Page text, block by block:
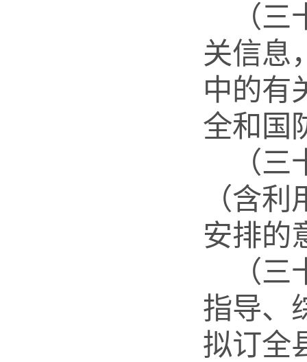
（
关信息
中的有
全和国
（
（含
安排的
（
指导、
拟订全